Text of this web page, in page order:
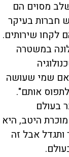
מסוים הם
חברות בעיקר
לקחו שירותים.
במשטרה
אם שמי שעושה
אותם".
בעולם
היטב, היא
אבל זה